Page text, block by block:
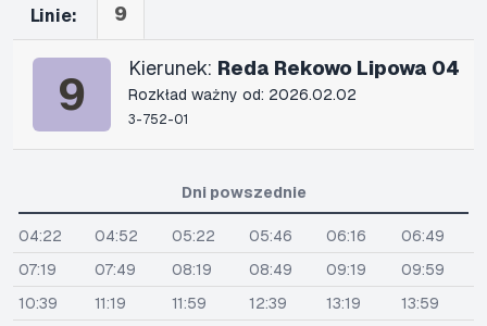
Linie: 9
9 Kierunek: Reda Rekowo Lipowa 04
Rozkład ważny od: 2026.02.02
3-752-01
Dni powszednie
04:22 04:52 05:22 05:46 06:16
06:49
07:19
07:49 08:19 08:49 09:19
09:59
10:39
11:19 11:59 12:39 13:19
13:59